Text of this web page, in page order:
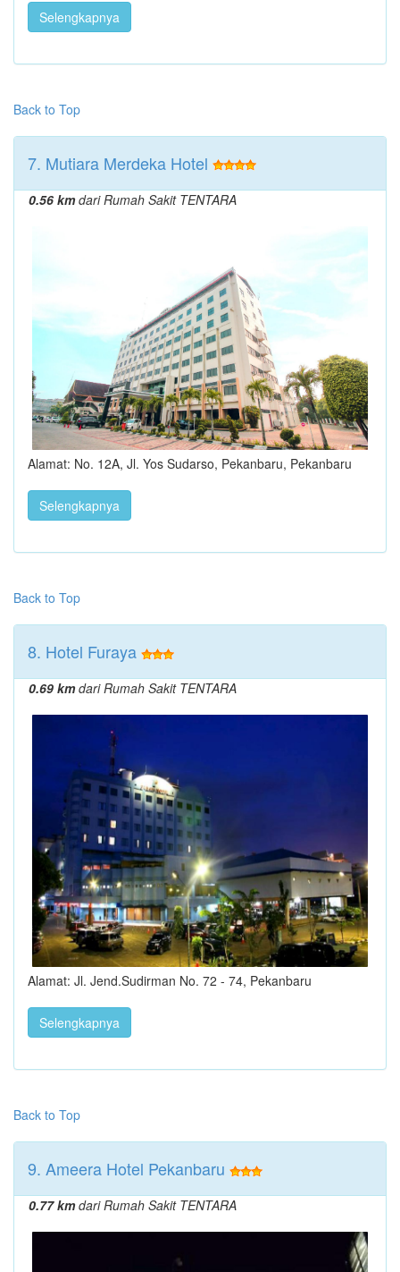
Selengkapnya
Back to Top
7. Mutiara Merdeka Hotel
0.56 kmdari Rumah Sakit TENTARA
Alamat: No. 12A, Jl. Yos Sudarso, Pekanbaru, Pekanbaru
Selengkapnya
Back to Top
8. Hotel Furaya
0.69 kmdari Rumah Sakit TENTARA
Alamat: Jl. Jend.Sudirman No. 72 - 74, Pekanbaru
Selengkapnya
Back to Top
9. Ameera Hotel Pekanbaru
0.77 kmdari Rumah Sakit TENTARA